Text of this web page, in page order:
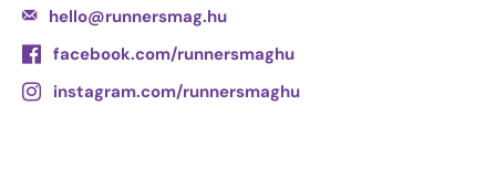
hello@runnersmag.hu
facebook.com/runnersmaghu
instagram.com/runnersmaghu